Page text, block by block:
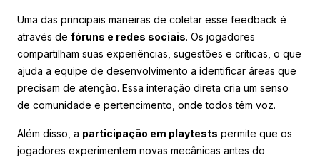
Uma das principais maneiras de coletar esse feedback é
através de fóruns e redes sociais. Os jogadores
compartilham suas experiências, sugestões e críticas, o que
ajuda a equipe de desenvolvimento a identificar áreas que
precisam de atenção. Essa interação direta cria um senso
de comunidade e pertencimento, onde todos têm voz.
Além disso, a participação em playtests permite que os
jogadores experimentem novas mecânicas antes do